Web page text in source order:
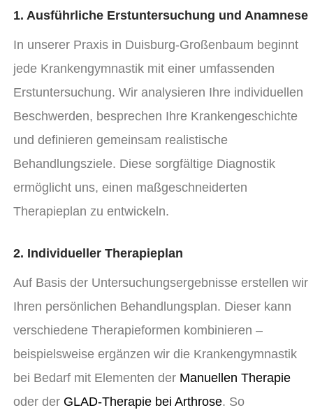
1. Ausführliche Erstuntersuchung und Anamnese
In unserer Praxis in Duisburg-Großenbaum beginnt
jede Krankengymnastik mit einer umfassenden
Erstuntersuchung. Wir analysieren Ihre individuellen
Beschwerden, besprechen Ihre Krankengeschichte
und definieren gemeinsam realistische
Behandlungsziele. Diese sorgfältige Diagnostik
ermöglicht uns, einen maßgeschneiderten
Therapieplan zu entwickeln.
2. Individueller Therapieplan
Auf Basis der Untersuchungsergebnisse erstellen wir
Ihren persönlichen Behandlungsplan. Dieser kann
verschiedene Therapieformen kombinieren –
beispielsweise ergänzen wir die Krankengymnastik
bei Bedarf mit Elementen der Manuellen Therapie
oder der GLAD-Therapie bei Arthrose. So